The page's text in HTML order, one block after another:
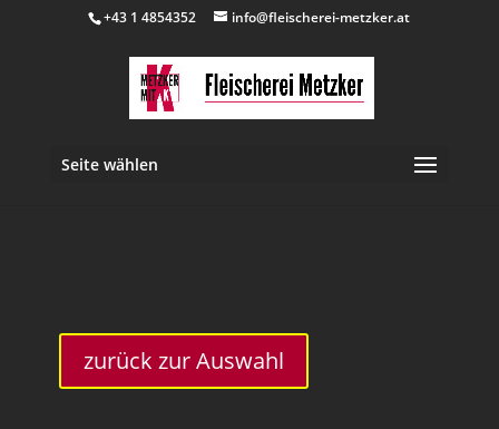
+43 1 4854352 info@fleischerei-metzker.at
Seite wählen
zurück zur Auswahl